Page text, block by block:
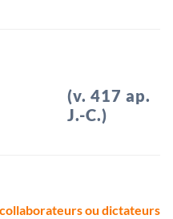
(v. 417 ap.
J.-C.)
ou dictateurs